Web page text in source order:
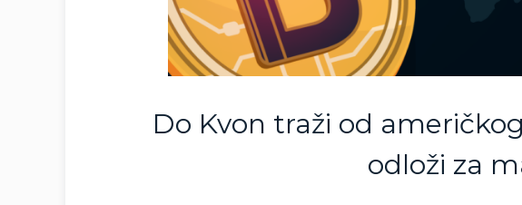
Do Kvon traži od
odloži za